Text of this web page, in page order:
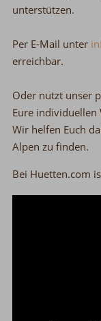
unterstützen.
Per E-Mail unter
erreichbar.
Oder nutzt unser
Eure individuellen
Wir helfen Euch
Alpen zu finden.
Bei Huetten.com